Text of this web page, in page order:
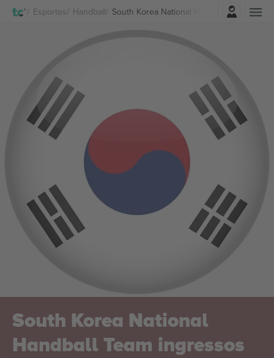
Esportes Handball South Korea National Handball Team
Entrar
South Korea National
Handball Team ingressos